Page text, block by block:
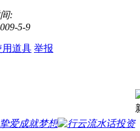
:
5-9
用道具 举报